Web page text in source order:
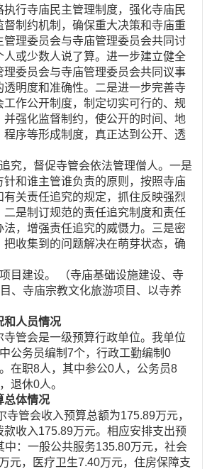
执行寺庙民主管理制度，强化寺庙民
督制约机制，确保重大决策和寺庙重
管理委员会与寺庙管理委员会共同讨
人或少数人说了算。进一步建立健全
理委员会与寺庙管理委员会共同议事
透明度和准确性。二是进一步完善寺
工作公开制度，制定切实可行的、规
并强化监督制约，使公开的时间、地
程序等形成制度，真正达到公开、透
，督促寺管会依法管理僧人。一是
针和谁主管谁负责的原则，按照寺庙
有关责任追究的规定，抓住反映强烈
二是制订规范的责任追究制度和责任
法，增强责任追究的威慑力。三是密
把收集到的问题解决在萌芽状态，确
建设。 （寺庙基础设施建设、寺
、寺庙宗教文化旅游项目、以寺养
和人员情况
管会是一级预算行政单位。我单位
公务员编制7个，行政工勤编制0
在职8人，其中参公0人，公务员8
退休0人。
总体情况
管会收入预算总额为175.89万元，
款收入175.89万元。相应安排支出预
中：一般公共服务135.80万元，社会
元，医疗卫生7.40万元，住房保障支